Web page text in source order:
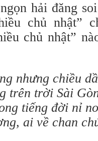
hải đăng
chủ nhật”
chủ nhật”
nhưng chiều
trên trời Sài
tiếng đời nỉ
ai về chan